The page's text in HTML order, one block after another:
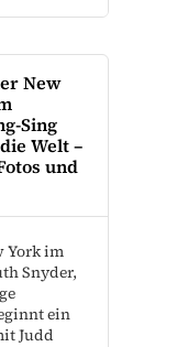
New
Sing
Welt –
und
York im
Snyder,
ein
Judd